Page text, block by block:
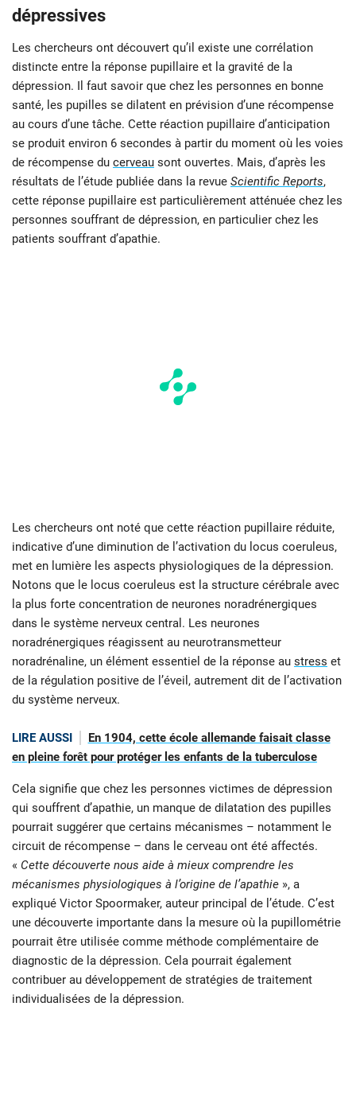
dépressives
Les chercheurs ont découvert qu’il existe une corrélation
distincte entre la réponse pupillaire et la gravité de la
dépression. Il faut savoir que chez les personnes en bonne
santé, les pupilles se dilatent en prévision d’une récompense
au cours d’une tâche. Cette réaction pupillaire d’anticipation
se produit environ 6 secondes à partir du moment où les voies
de récompense du cerveau sont ouvertes. Mais, d’après les
résultats de l’étude publiée dans la revue Scientific Reports,
cette réponse pupillaire est particulièrement atténuée chez les
personnes souffrant de dépression, en particulier chez les
patients souffrant d’apathie.
Les chercheurs ont noté que cette réaction pupillaire réduite,
indicative d’une diminution de l’activation du locus coeruleus,
met en lumière les aspects physiologiques de la dépression.
Notons que le locus coeruleus est la structure cérébrale avec
la plus forte concentration de neurones noradrénergiques
dans le système nerveux central. Les neurones
noradrénergiques réagissent au neurotransmetteur
noradrénaline, un élément essentiel de la réponse au stress et
de la régulation positive de l’éveil, autrement dit de l’activation
du système nerveux.
LIRE AUSSI
En 1904, cette école allemande faisait classe
en pleine forêt pour protéger les enfants de la tuberculose
Cela signifie que chez les personnes victimes de dépression
qui souffrent d’apathie, un manque de dilatation des pupilles
pourrait suggérer que certains mécanismes – notamment le
circuit de récompense – dans le cerveau ont été affectés.
« Cette découverte nous aide à mieux comprendre les
mécanismes physiologiques à l’origine de l’apathie », a
expliqué Victor Spoormaker, auteur principal de l’étude. C’est
une découverte importante dans la mesure où la pupillométrie
pourrait être utilisée comme méthode complémentaire de
diagnostic de la dépression. Cela pourrait également
contribuer au développement de stratégies de traitement
individualisées de la dépression.